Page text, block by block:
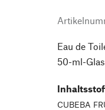
Eau de
50-ml-
CUBEBA